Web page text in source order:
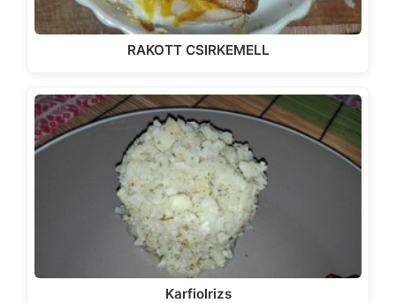
RAKOTT CSIRKEMELL
Karfiolrizs